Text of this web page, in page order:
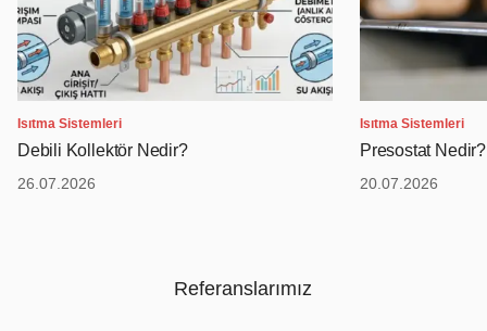
Isıtma Sistemleri
26.07.2026
Debili Kollektör Nedir?
Isıtma Sistemleri
20.07.2026
Presostat Nedir?
Referanslarımız